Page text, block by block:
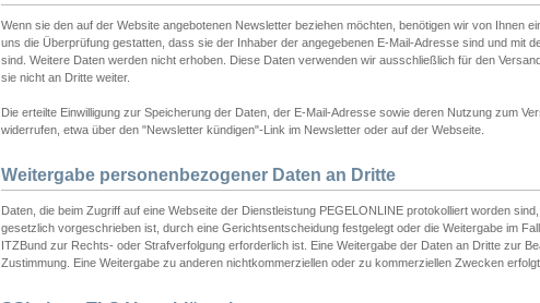
Wenn sie den auf der Website angebotenen Newsletter beziehen möchten, benötigen wir von Ihnen
uns die Überprüfung gestatten, dass sie der Inhaber der angegebenen E-Mail-Adresse sind und mit
sind. Weitere Daten werden nicht erhoben. Diese Daten verwenden wir ausschließlich für den
sie nicht an Dritte weiter.
Die erteilte Einwilligung zur Speicherung der Daten, der E-Mail-Adresse sowie deren Nutzung zum
widerrufen, etwa über den "Newsletter kündigen"-Link im Newsletter oder auf der Webseite.
Weitergabe personenbezogener Daten an Dritte
Daten, die beim Zugriff auf eine Webseite der Dienstleistung PEGELONLINE protokolliert worden
gesetzlich vorgeschrieben ist, durch eine Gerichtsentscheidung festgelegt oder die Weitergabe im
ITZBund zur Rechts- oder Strafverfolgung erforderlich ist. Eine Weitergabe der Daten an Dritte zur
Zustimmung. Eine Weitergabe zu anderen nichtkommerziellen oder zu kommerziellen Zwecken erfolgt